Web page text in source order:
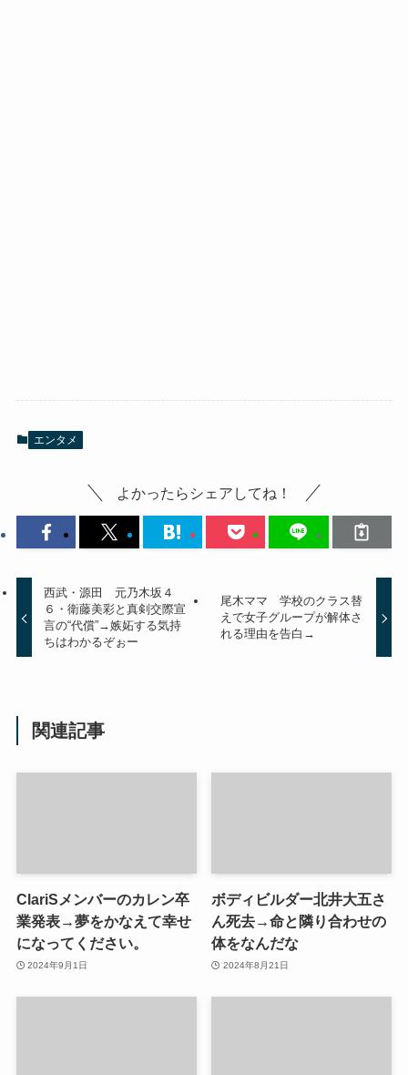
エンタメ
よかったらシェアしてね！
西武・源田 元乃木坂４
６・衛藤美彩と真剣交際宣
言の“代償”→嫉妬する気持
ちはわかるぞぉー
尾木ママ 学校のクラス替
えで女子グループが解体さ
れる理由を告白→
関連記事
ClariSメンバーのカレン卒
業発表→夢をかなえて幸せ
になってください。
2024年9月1日
ボディビルダー北井大五さ
ん死去→命と隣り合わせの
体をなんだな
2024年8月21日